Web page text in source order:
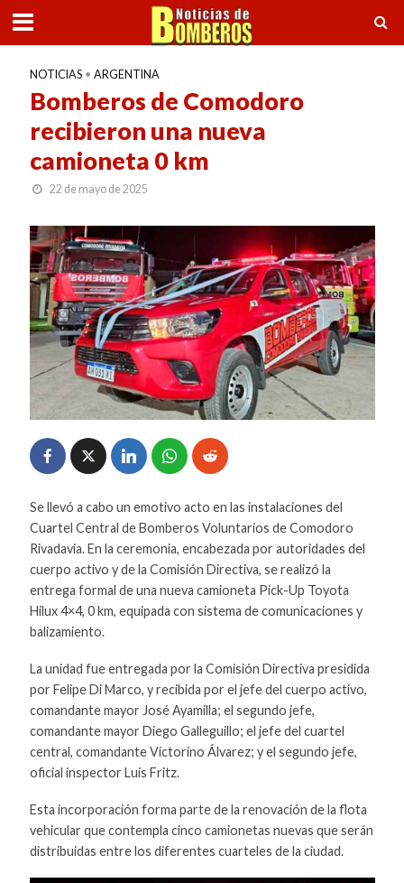
NOTICIAS • ARGENTINA
Bomberos de Comodoro
recibieron una nueva
camioneta 0 km
22 de mayo de 2025
Se llevó a cabo un emotivo acto en las instalaciones del
Cuartel Central de Bomberos Voluntarios de Comodoro
Rivadavia. En la ceremonia, encabezada por autoridades del
cuerpo activo y de la Comisión Directiva, se realizó la
entrega formal de una nueva camioneta Pick-Up Toyota
Hilux 4×4, 0 km, equipada con sistema de comunicaciones y
balizamiento.
La unidad fue entregada por la Comisión Directiva presidida
por Felipe Di Marco, y recibida por el jefe del cuerpo activo,
comandante mayor José Ayamilla; el segundo jefe,
comandante mayor Diego Galleguillo; el jefe del cuartel
central, comandante Víctorino Álvarez; y el segundo jefe,
oficial inspector Luis Fritz.
Esta incorporación forma parte de la renovación de la flota
vehicular que contempla cinco camionetas nuevas que serán
distribuidas entre los diferentes cuarteles de la ciudad.